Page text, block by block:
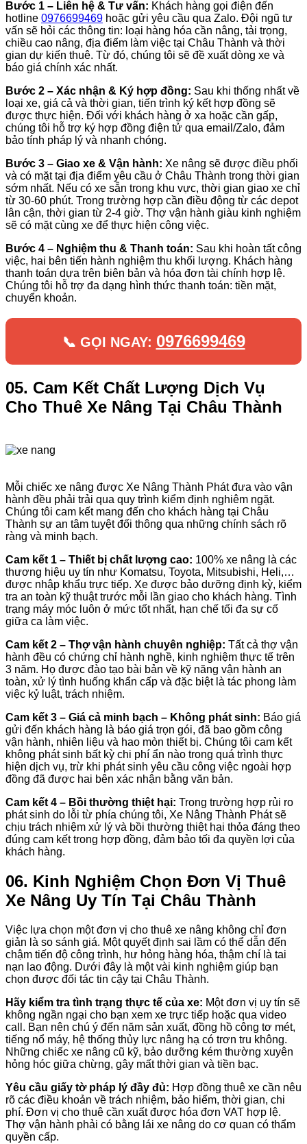
Bước 1 – Liên hệ & Tư vấn: Khách hàng gọi điện đến
hotline 0976699469 hoặc gửi yêu cầu qua Zalo. Đội ngũ tư
vấn sẽ hỏi các thông tin: loại hàng hóa cần nâng, tải trọng,
chiều cao nâng, địa điểm làm việc tại Châu Thành và thời
gian dự kiến thuê. Từ đó, chúng tôi sẽ đề xuất dòng xe và
báo giá chính xác nhất.
Bước 2 – Xác nhận & Ký hợp đồng: Sau khi thống nhất về
loại xe, giá cả và thời gian, tiến trình ký kết hợp đồng sẽ
được thực hiện. Đối với khách hàng ở xa hoặc cần gấp,
chúng tôi hỗ trợ ký hợp đồng điện tử qua email/Zalo, đảm
bảo tính pháp lý và nhanh chóng.
Bước 3 – Giao xe & Vận hành: Xe nâng sẽ được điều phối
và có mặt tại địa điểm yêu cầu ở Châu Thành trong thời gian
sớm nhất. Nếu có xe sẵn trong khu vực, thời gian giao xe chỉ
từ 30-60 phút. Trong trường hợp cần điều động từ các depot
lân cận, thời gian từ 2-4 giờ. Thợ vận hành giàu kinh nghiệm
sẽ có mặt cùng xe để thực hiện công việc.
Bước 4 – Nghiệm thu & Thanh toán: Sau khi hoàn tất công
việc, hai bên tiến hành nghiệm thu khối lượng. Khách hàng
thanh toán dựa trên biên bản và hóa đơn tài chính hợp lệ.
Chúng tôi hỗ trợ đa dạng hình thức thanh toán: tiền mặt,
chuyển khoản.
📞 GỌI NGAY: 0976699469
05. Cam Kết Chất Lượng Dịch Vụ
Cho Thuê Xe Nâng Tại Châu Thành
Mỗi chiếc xe nâng được Xe Nâng Thành Phát đưa vào vận
hành đều phải trải qua quy trình kiểm định nghiêm ngặt.
Chúng tôi cam kết mang đến cho khách hàng tại Châu
Thành sự an tâm tuyệt đối thông qua những chính sách rõ
ràng và minh bạch.
Cam kết 1 – Thiết bị chất lượng cao: 100% xe nâng là các
thương hiệu uy tín như Komatsu, Toyota, Mitsubishi, Heli,…
được nhập khẩu trực tiếp. Xe được bảo dưỡng định kỳ, kiểm
tra an toàn kỹ thuật trước mỗi lần giao cho khách hàng. Tình
trạng máy móc luôn ở mức tốt nhất, hạn chế tối đa sự cố
giữa ca làm việc.
Cam kết 2 – Thợ vận hành chuyên nghiệp: Tất cả thợ vận
hành đều có chứng chỉ hành nghề, kinh nghiệm thực tế trên
3 năm. Họ được đào tạo bài bản về kỹ năng vận hành an
toàn, xử lý tình huống khẩn cấp và đặc biệt là tác phong làm
việc kỷ luật, trách nhiệm.
Cam kết 3 – Giá cả minh bạch – Không phát sinh: Báo giá
gửi đến khách hàng là báo giá trọn gói, đã bao gồm công
vận hành, nhiên liệu và hao mòn thiết bị. Chúng tôi cam kết
không phát sinh bất kỳ chi phí ẩn nào trong quá trình thực
hiện dịch vụ, trừ khi phát sinh yêu cầu công việc ngoài hợp
đồng đã được hai bên xác nhận bằng văn bản.
Cam kết 4 – Bồi thường thiệt hại: Trong trường hợp rủi ro
phát sinh do lỗi từ phía chúng tôi, Xe Nâng Thành Phát sẽ
chịu trách nhiệm xử lý và bồi thường thiệt hại thỏa đáng theo
đúng cam kết trong hợp đồng, đảm bảo tối đa quyền lợi của
khách hàng.
06. Kinh Nghiệm Chọn Đơn Vị Thuê
Xe Nâng Uy Tín Tại Châu Thành
Việc lựa chọn một đơn vị cho thuê xe nâng không chỉ đơn
giản là so sánh giá. Một quyết định sai lầm có thể dẫn đến
chậm tiến độ công trình, hư hỏng hàng hóa, thậm chí là tai
nạn lao động. Dưới đây là một vài kinh nghiệm giúp bạn
chọn được đối tác tin cậy tại Châu Thành.
Hãy kiểm tra tình trạng thực tế của xe: Một đơn vị uy tín sẽ
không ngần ngại cho bạn xem xe trực tiếp hoặc qua video
call. Bạn nên chú ý đến năm sản xuất, đồng hồ công tơ mét,
tiếng nổ máy, hệ thống thủy lực nâng hạ có trơn tru không.
Những chiếc xe nâng cũ kỹ, bảo dưỡng kém thường xuyên
hỏng hóc giữa chừng, gây mất thời gian và tiền bạc.
Yêu cầu giấy tờ pháp lý đầy đủ: Hợp đồng thuê xe cần nêu
rõ các điều khoản về trách nhiệm, bảo hiểm, thời gian, chi
phí. Đơn vị cho thuê cần xuất được hóa đơn VAT hợp lệ.
Thợ vận hành phải có bằng lái xe nâng do cơ quan có thẩm
quyền cấp.